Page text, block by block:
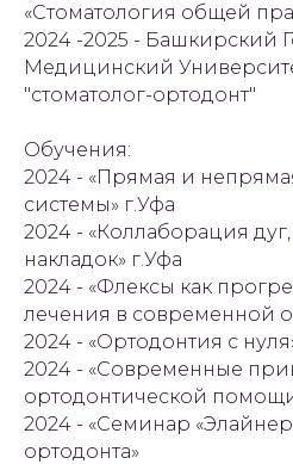
«Стоматология общей
2024 -2025 - Башкирский
Медицинский
"стоматолог-ортодонт"
Обучения:
2024 - «Прямая и
системы» г.Уфа
2024 - «Коллаборация
накладок» г.Уфа
2024 - «Флексы как
лечения в современной
2024 - «Ортодонтия с
2024 - «Современные
ортодонтической
2024 - «Семинар
ортодонта»